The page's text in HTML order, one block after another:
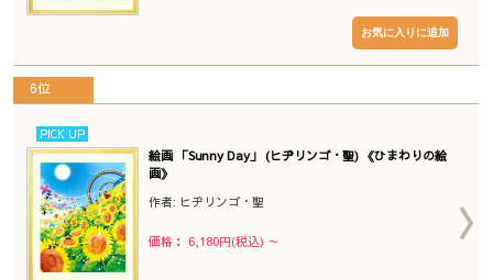
6位
PICK UP
絵画 「Sunny Day」 (ヒヂリンゴ・聖) 《ひまわりの絵
画》
作者: ヒヂリンゴ・聖
価格： 6,180円(税込) ～